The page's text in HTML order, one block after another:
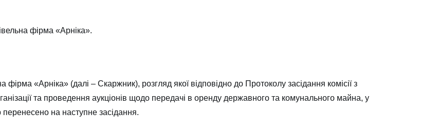
фірма «Арніка».
«Арніка» (далі – Скаржник), розгляд якої відповідно до Протоколу засідання комісії з
та проведення аукціонів щодо передачі в оренду державного та комунального майна, у
перенесено на наступне засідання.